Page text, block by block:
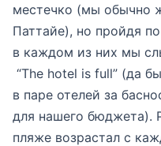
местечко (мы обычно
Паттайе), но пройдя
в каждом из них мы
“The hotel is full” (да
в паре отелей за
для нашего бюджета).
пляже возрастал с